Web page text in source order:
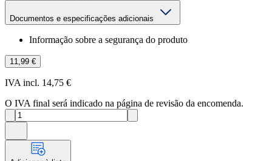
Documentos e especificações adicionais
Informação sobre a segurança do produto
11,99 €
IVA incl. 14,75 €
O IVA final será indicado na página de revisão da encomenda.